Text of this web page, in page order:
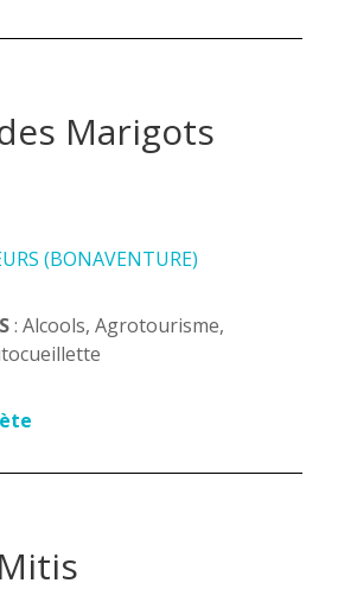
Marigots
(BONAVENTURE)
: Alcools, Agrotourisme,